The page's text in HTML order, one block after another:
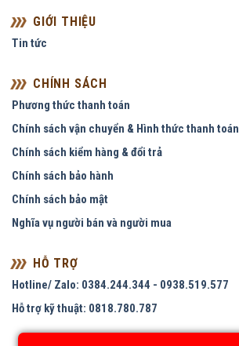
GIỚI THIỆU
Tin tức
CHÍNH SÁCH
Phương thức thanh toán
Chính sách vận chuyển & Hình thức thanh toán
Chính sách kiểm hàng & đổi trả
Chính sách bảo hành
Chính sách bảo mật
Nghĩa vụ người bán và người mua
HỖ TRỢ
Hotline/ Zalo: 0384.244.344 - 0938.519.577
Hỗ trợ kỹ thuật: 0818.780.787